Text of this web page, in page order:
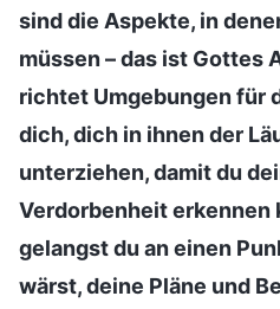
sind die Aspekte, in
müssen – das ist Gottes
richtet Umgebungen für
dich, dich in ihnen der
unterziehen, damit du
Verdorbenheit erkennen
gelangst du an einen
wärst, deine Pläne und